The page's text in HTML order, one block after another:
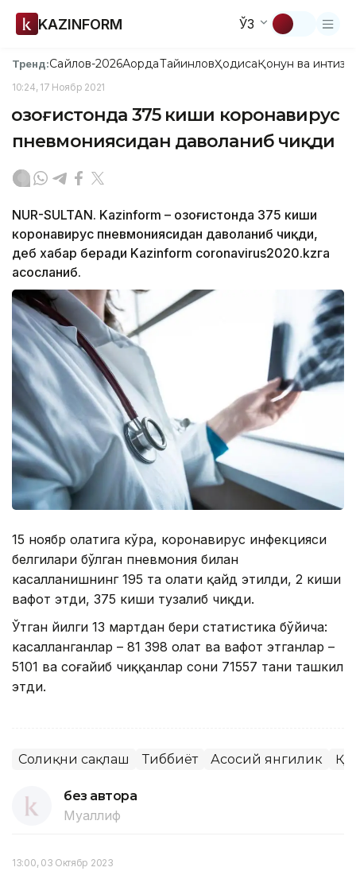
KAZINFORM ЎЗ
Тренд:Сайлов-2026АқордаТайинловҲодисаҚонун ва
10:24, 17 Ноябр 2021
Қозоғистонда 375 киши коронавирус
пневмониясидан даволаниб чиқди
NUR-SULTAN. Kazinform – Қозоғистонда 375 киши
коронавирус пневмониясидан даволаниб чиқди,
деб хабар беради Kazinform coronavirus2020.kzга
асосланиб.
15 ноябр ҳолатига кўра, коронавирус инфекцияси
белгилари бўлган пневмония билан
касалланишнинг 195 та ҳолати қайд этилди, 2 киши
вафот этди, 375 киши тузалиб чиқди.
Ўтган йилги 13 мартдан бери статистика бўйича:
касалланганлар – 81 398 ҳолат ва вафот этганлар –
5101 ва соғайиб чиққанлар сони 71557 тани ташкил
этди.
Соғлиқни сақлаш Тиббиёт Асосий янгилик ҚР
без автора
Муаллиф
13:00, 03 Октябр 2023